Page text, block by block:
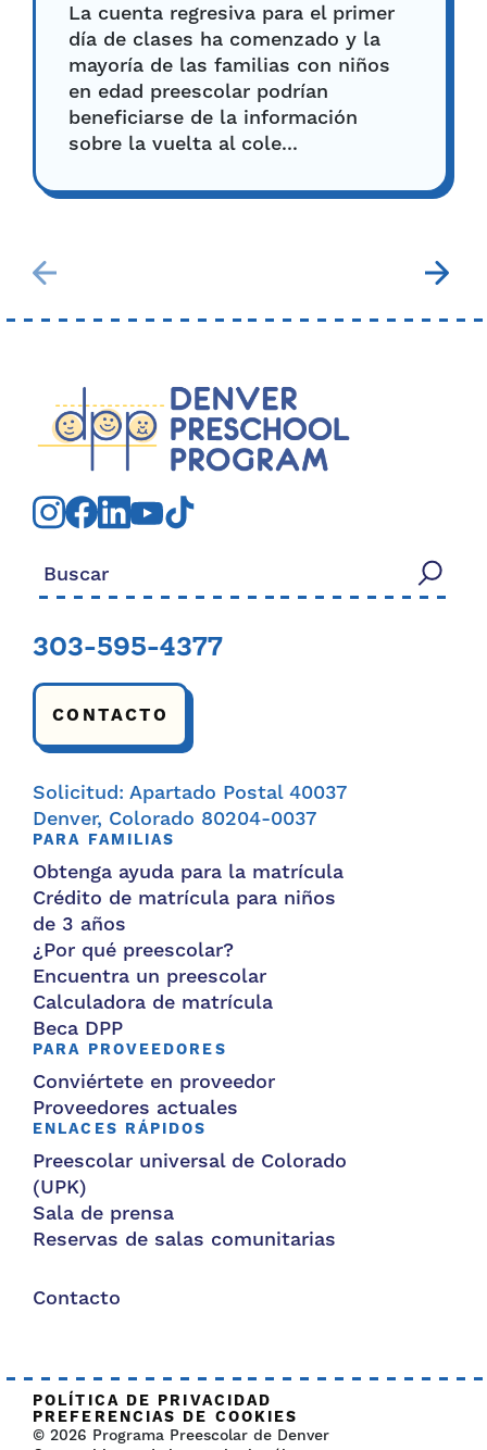
La cuenta regresiva para el primer
día de clases ha comenzado y la
mayoría de las familias con niños
en edad preescolar podrían
beneficiarse de la información
sobre la vuelta al cole...
Buscar:
303-595-4377
CONTACTO
Solicitud: Apartado Postal 40037
Denver, Colorado 80204-0037
PARA FAMILIAS
Obtenga ayuda para la matrícula
Crédito de matrícula para niños
de 3 años
¿Por qué preescolar?
Encuentra un preescolar
Calculadora de matrícula
Beca DPP
PARA PROVEEDORES
Conviértete en proveedor
Proveedores actuales
ENLACES RÁPIDOS
Preescolar universal de Colorado
(UPK)
Sala de prensa
Reservas de salas comunitarias
Contacto
POLÍTICA DE PRIVACIDAD
PREFERENCIAS DE COOKIES
© 2026 Programa Preescolar de Denver